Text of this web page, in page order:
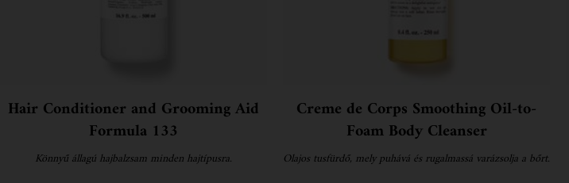
Hair Conditioner and Grooming Aid
Formula 133
Könnyű állagú hajbalzsam minden hajtípusra.
Creme de Corps Smoothing Oil-to-
Foam Body Cleanser
Olajos tusfürdő, mely puhává és rugalmassá varázsolja a bőrt.